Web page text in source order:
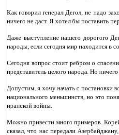
Как говорил генерал Дегол, не надо
ничего не даст. Я хотел бы поставить
Даже выступление нашего дорогого
народы, если сегодня мир находится в
Сегодня вопрос стоит ребром о
представитель целого народа. Но
Допустим, я хочу начать с постановки
национального меньшинств, но это
иранской войны.
Можно привести много примеров.
сказал, что нас передали